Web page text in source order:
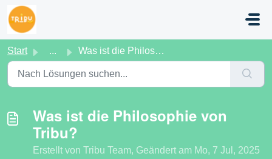
Zum hauptsächlichen Inhalt gehen
Start ... Was ist die Philosophie von Tribu?
Was ist die Philosophie von
Tribu?
Erstellt von Tribu Team, Geändert am Mo, 7 Jul, 2025